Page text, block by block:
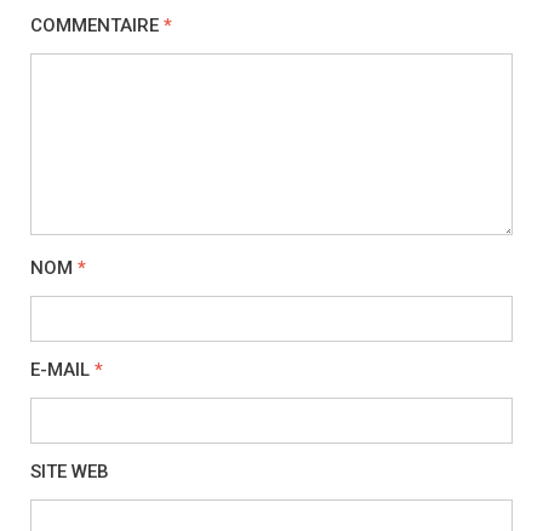
COMMENTAIRE *
NOM *
E-MAIL *
SITE WEB